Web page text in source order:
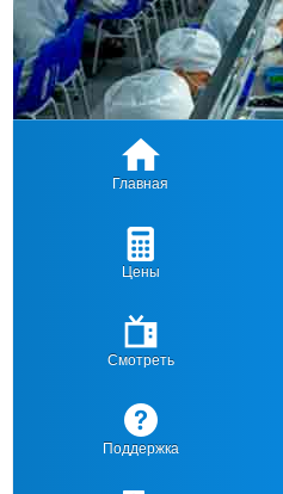
Главная
Цены
Смотреть
Поддержка